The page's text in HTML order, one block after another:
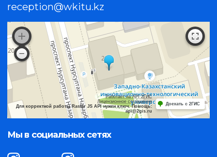
reception@wkitu.kz
Работает на API 2ГИС
Лицензионное соглашение
Для корректной работы Raster JS API нужен ключ. Помощь:
api@2gis.ru
Доехать с 2ГИС
Мы в социальных сетях